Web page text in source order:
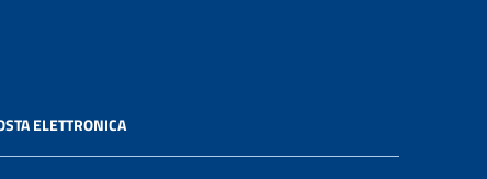
ELETTRONICA